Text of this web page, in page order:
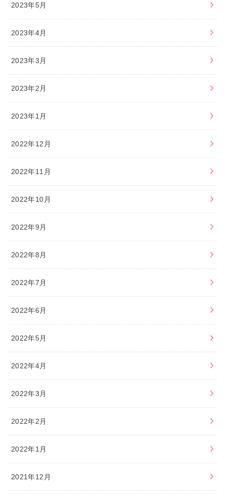
2023年5月
2023年4月
2023年3月
2023年2月
2023年1月
2022年12月
2022年11月
2022年10月
2022年9月
2022年8月
2022年7月
2022年6月
2022年5月
2022年4月
2022年3月
2022年2月
2022年1月
2021年12月